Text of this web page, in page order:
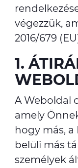
végezzük,
2016/679
1.
A Weboldal
amely
hogy más,
belüli más
személyek